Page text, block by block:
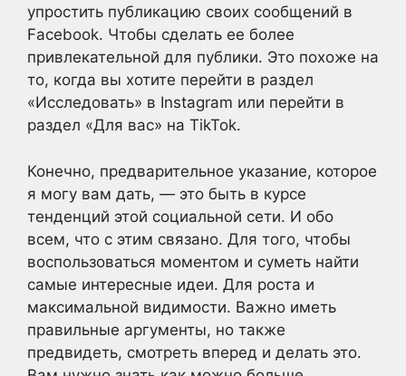
упростить публикацию своих сообщений в
Facebook. Чтобы сделать ее более
привлекательной для публики. Это похоже на
то, когда вы хотите перейти в раздел
«Исследовать» в Instagram или перейти в
раздел «Для вас» на TikTok.
Конечно, предварительное указание, которое
я могу вам дать, — это быть в курсе
тенденций этой социальной сети. И обо
всем, что с этим связано. Для того, чтобы
воспользоваться моментом и суметь найти
самые интересные идеи. Для роста и
максимальной видимости. Важно иметь
правильные аргументы, но также
предвидеть, смотреть вперед и делать это.